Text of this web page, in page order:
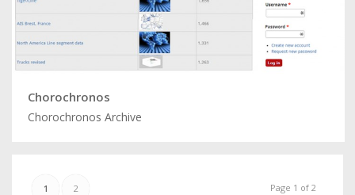
Chorochronos
Chorochronos Archive
Page 1 of 2
1 2